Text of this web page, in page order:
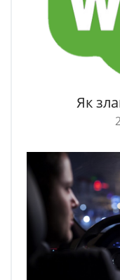
Як